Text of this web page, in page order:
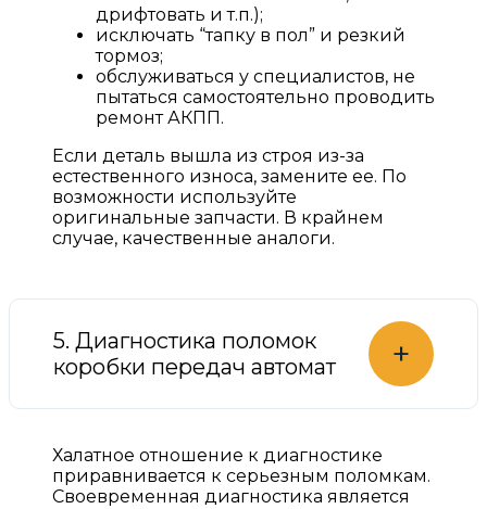
дрифтовать и т.п.);
исключать “тапку в пол” и резкий
тормоз;
обслуживаться у специалистов, не
пытаться самостоятельно проводить
ремонт АКПП.
Если деталь вышла из строя из-за
естественного износа, замените ее. По
возможности используйте
оригинальные запчасти. В крайнем
случае, качественные аналоги.
5. Диагностика поломок
коробки передач автомат
+
Халатное отношение к диагностике
приравнивается к серьезным поломкам.
Своевременная диагностика является